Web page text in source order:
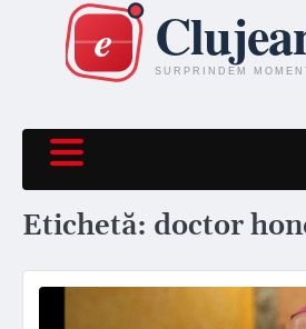
content
Etichetă: doctor